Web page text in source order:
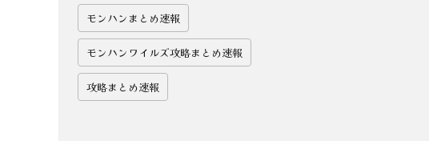
モンハンまとめ速報
モンハンワイルズ攻略まとめ速報
攻略まとめ速報